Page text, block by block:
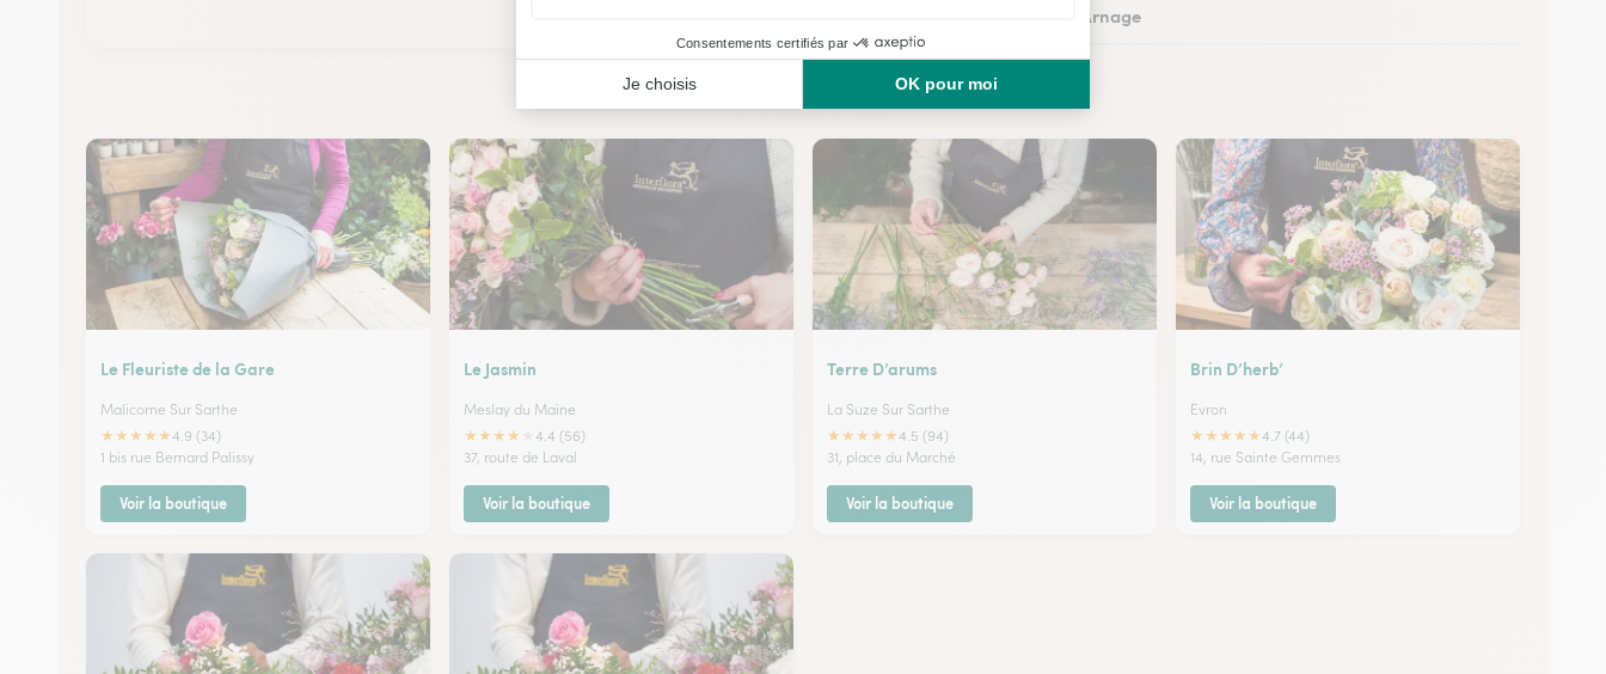
Fleuristes à Arnage
Nos fleuristes à Avessé
Le Fleuriste de la Gare
Malicorne Sur Sarthe
★★★★★4.9 (34)
1 bis rue Bernard Palissy
Voir la boutique
Le Jasmin
Meslay du Maine
★★★★
4.4 (56)
37, route de Laval
Voir la boutique
Terre D’arums
La Suze Sur Sarthe
★★★★★4.5 (94)
31, place du Marché
Voir la boutique
Brin D’herb’
Evron
★★★★★4.7 (44)
14, rue Sainte Gemmes
Voir la boutique